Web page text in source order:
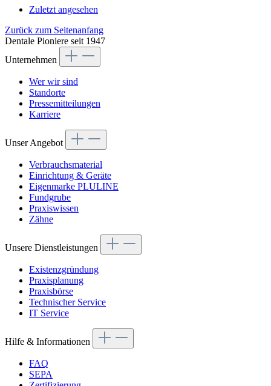
Zuletzt angesehen
Zurück zum Seitenanfang
Dentale Pioniere seit 1947
Unternehmen
Wer wir sind
Standorte
Pressemitteilungen
Karriere
Unser Angebot
Verbrauchsmaterial
Einrichtung & Geräte
Eigenmarke PLULINE
Fundgrube
Praxiswissen
Zähne
Unsere Dienstleistungen
Existenzgründung
Praxisplanung
Praxisbörse
Technischer Service
IT Service
Hilfe & Informationen
FAQ
SEPA